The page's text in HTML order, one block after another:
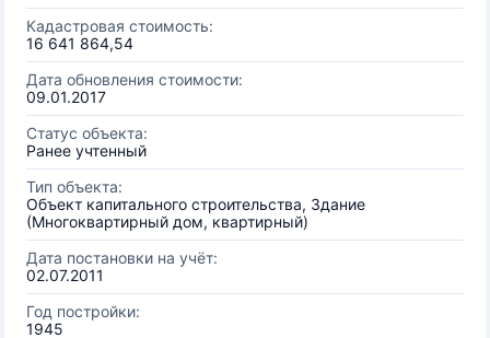
Кадастровая стоимость:
16 641 864,54
Дата обновления стоимости:
09.01.2017
Статус объекта:
Ранее учтенный
Тип объекта:
Объект капитального строительства, Здание
(Многоквартирный дом, квартирный)
Дата постановки на учёт:
02.07.2011
Год постройки:
1945